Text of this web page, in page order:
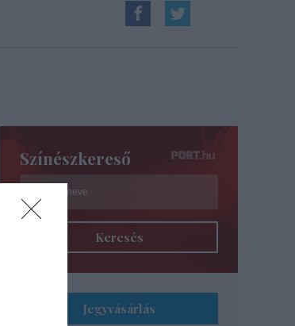
Színészkereső
Keresés
Jegyvásárlás